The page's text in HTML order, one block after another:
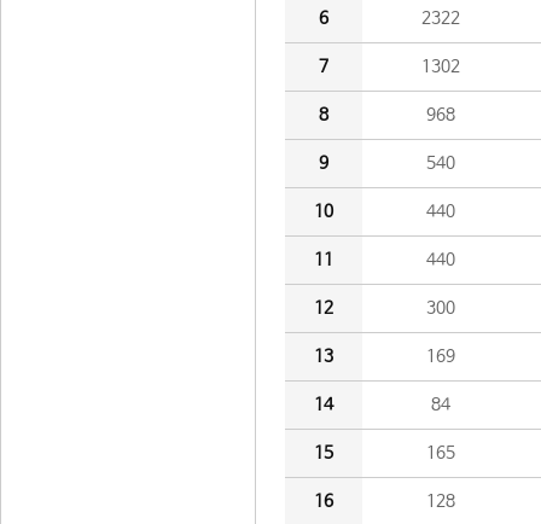
6 2322
7 1302
8 968
9 540
10 440
11 440
12 300
13 169
14 84
15 165
16 128